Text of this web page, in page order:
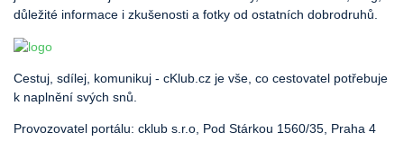
důležité informace i zkušenosti a fotky od ostatních dobrodruhů.
Cestuj, sdílej, komunikuj - cKlub.cz je vše, co cestovatel potřebuje
k naplnění svých snů.
Provozovatel portálu: cklub s.r.o, Pod Stárkou 1560/35, Praha 4